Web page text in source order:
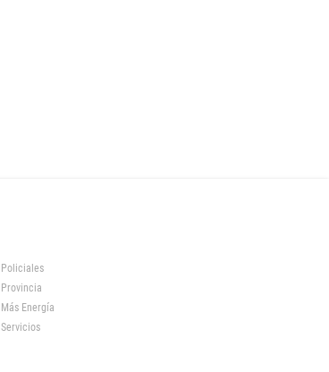
Policiales
Provincia
Más Energía
Servicios